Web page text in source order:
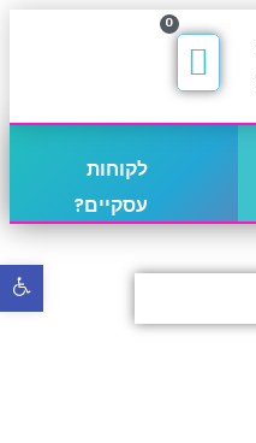
0
לקוחות
עסקיים?
פתח